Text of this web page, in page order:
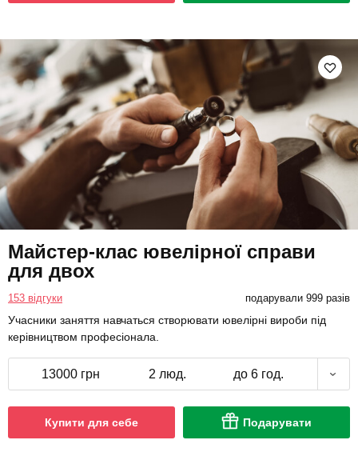
Майстер-клас ювелірної справи
для двох
153 відгуки подарували 999 разів
Учасники заняття навчаться створювати ювелірні вироби під
керівництвом професіонала.
13000 грн 2 люд. до 6 год.
Купити для себе Подарувати